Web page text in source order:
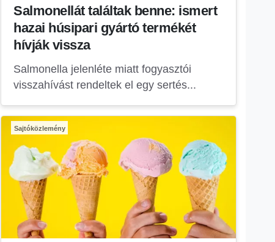
Salmonellát találtak benne: ismert
hazai húsipari gyártó termékét
hívják vissza
Salmonella jelenléte miatt fogyasztói
visszahívást rendeltek el egy sertés...
Sajtóközlemény